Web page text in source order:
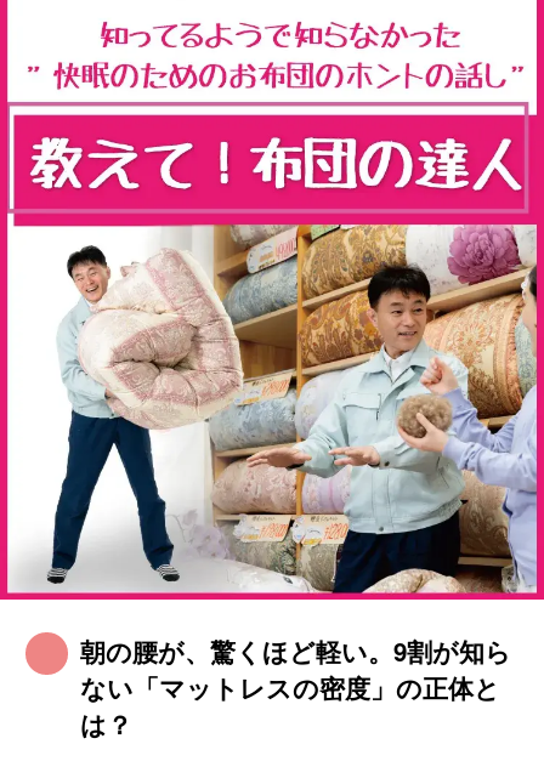
朝の腰が、驚くほど軽い。9割が知ら
ない「マットレスの密度」の正体と
は？